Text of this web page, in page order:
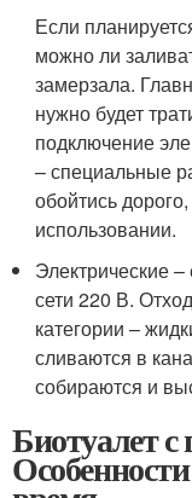
Если
можно ли
замерзала.
нужно будет
подключение
– специальные
обойтись
использовании.
Электрические
сети 220 В.
категории –
сливаются в
собираются и
Биотуалет с